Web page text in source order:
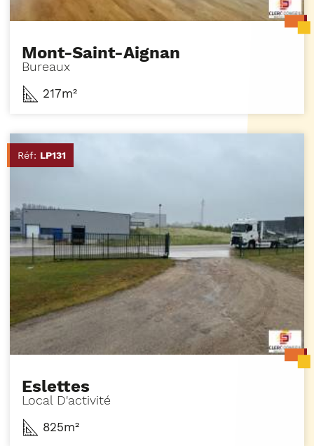
Mont-Saint-Aignan
Bureaux
217m²
Réf: LP131
Eslettes
Local D'activité
825m²